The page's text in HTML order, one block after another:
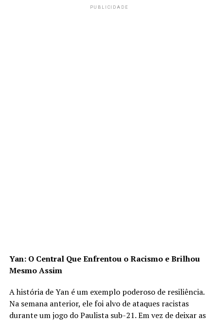
PUBLICIDADE
Yan: O Central Que Enfrentou o Racismo e Brilhou
Mesmo Assim
A história de Yan é um exemplo poderoso de resiliência.
Na semana anterior, ele foi alvo de ataques racistas
durante um jogo do Paulista sub-21. Em vez de deixar as